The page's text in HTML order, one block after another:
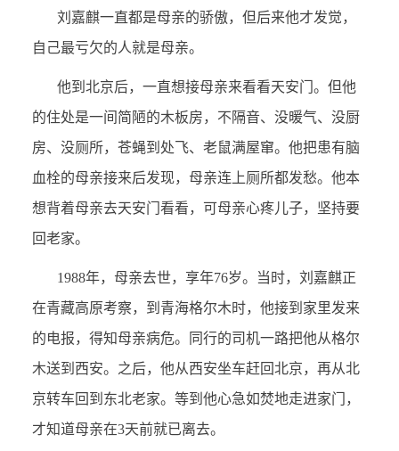
刘嘉麒一直都是母亲的骄傲，但后来他才发觉，
自己最亏欠的人就是母亲。
他到北京后，一直想接母亲来看看天安门。但他
的住处是一间简陋的木板房，不隔音、没暖气、没厨
房、没厕所，苍蝇到处飞、老鼠满屋窜。他把患有脑
血栓的母亲接来后发现，母亲连上厕所都发愁。他本
想背着母亲去天安门看看，可母亲心疼儿子，坚持要
回老家。
1988年，母亲去世，享年76岁。当时，刘嘉麒正
在青藏高原考察，到青海格尔木时，他接到家里发来
的电报，得知母亲病危。同行的司机一路把他从格尔
木送到西安。之后，他从西安坐车赶回北京，再从北
京转车回到东北老家。等到他心急如焚地走进家门，
才知道母亲在3天前就已离去。